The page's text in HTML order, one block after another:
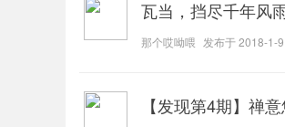
瓦当，挡尽千年风
那个哎呦喂 发布于2018-1-9
【发现第4期】禅